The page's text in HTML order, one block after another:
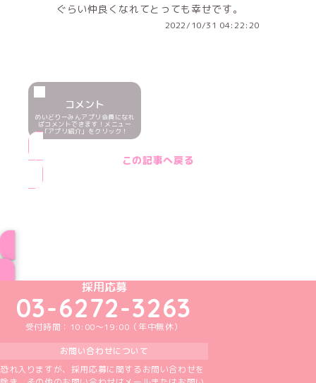
ぐらい仲良くなれてとっても幸せです。
2022/10/31 04:22:20
コメント
めいどりーみんアプリ会員になれ
ばコメントできます！メニュー
「アプリ紹介」をクリック！
この記事へ戻る
めいどりーみんTikTok公式アカウント
めいどりーみんX公式アカウント
めいどりーみんInstagram公式アカウント
めいどりーみんFacebook公式アカウン
めいどりーみんYouTube公式アカ
採用応募
03-6272-3263
受付時間：10:00～19:00（年中無休）
お問い合わせについて
恐れ入りますが、採用応募に関するお問い合わせを